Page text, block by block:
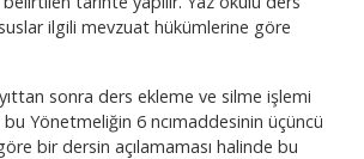
ilgili mevzuat hükümlerine göre
sonra ders ekleme ve silme işlemi
Yönetmeliğin 6 ncımaddesinin üçüncü
bir dersin açılamaması halinde bu